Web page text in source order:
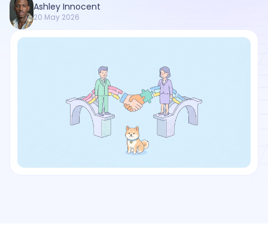
Ashley Innocent
20 May 2026